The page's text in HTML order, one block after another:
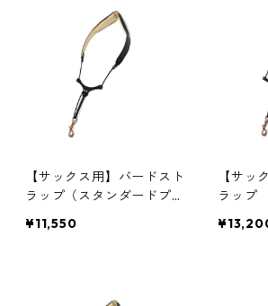
【サックス用】バードスト
ラップ（スタンダードプレ
¥11,550
【サッ
ラップ